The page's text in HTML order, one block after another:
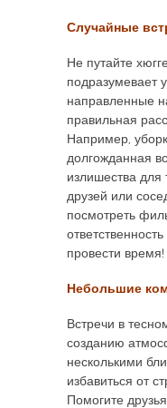
Случайные
Не путайте
подразумевает
направленные
правильная
Например,
долгожданная
излишества для
друзей или
посмотреть
провести время!
Небольшие
Встречи в
созданию
несколькими
избавиться от
Помогите